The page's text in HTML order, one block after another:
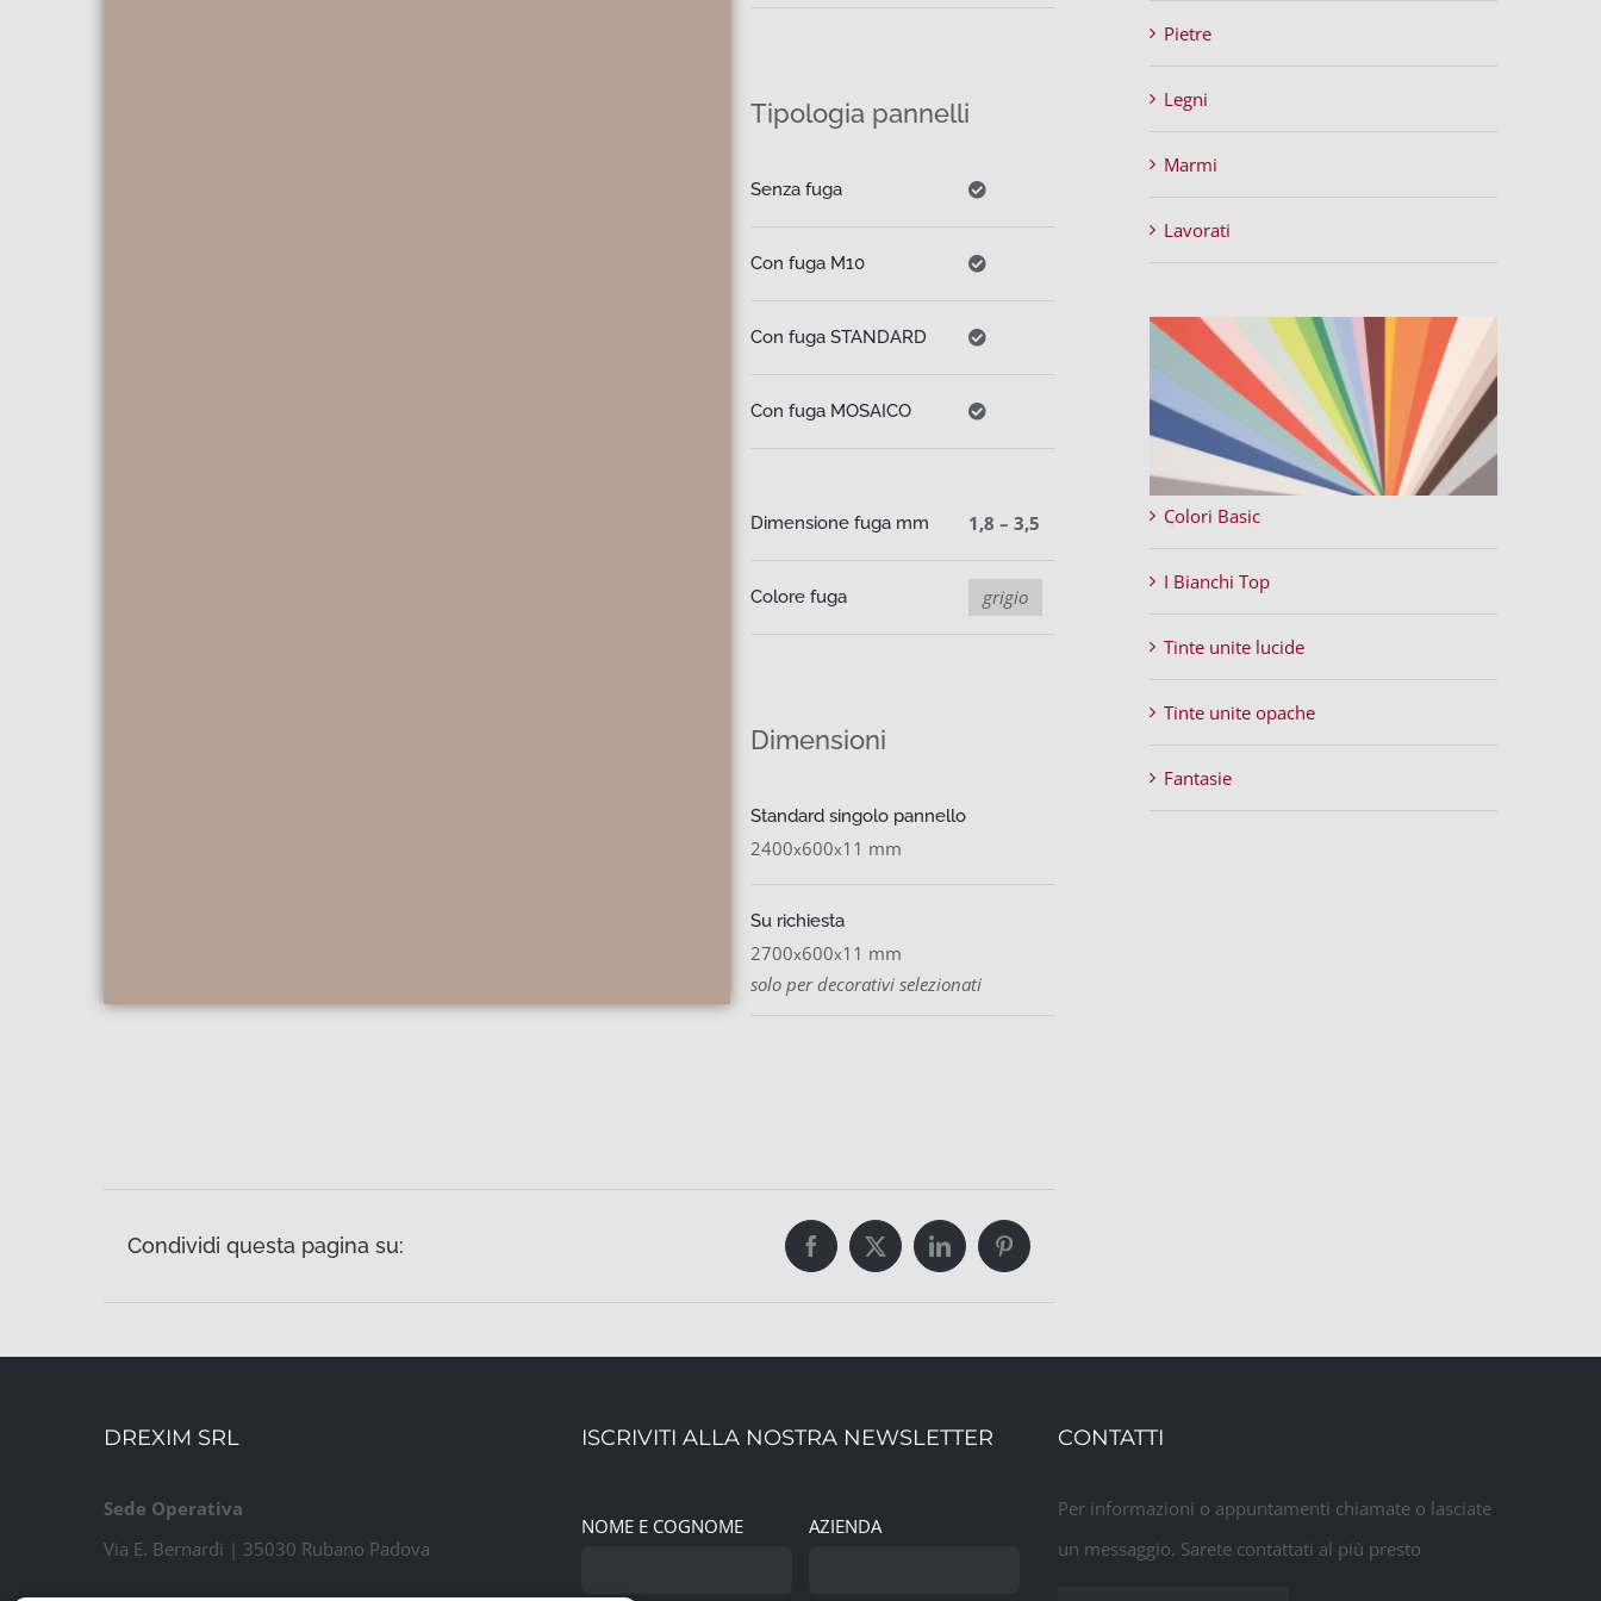
Tipologia pannelli
Senza fuga
Con fuga M10
Con fuga STANDARD
Con fuga MOSAICO
Dimensione fuga mm 1,8 – 3,5
Colore fuga grigio
Dimensioni
Standard singolo pannello
2400x600x11 mm
Su richiesta
2700x600x11 mm
solo per decorativi selezionati
Condividi questa pagina su: FacebookTwitterLinkedInPinterest
Pietre
Legni
Marmi
Lavorati
Colori Basic
I Bianchi Top
Tinte unite lucide
Tinte unite opache
Fantasie
DREXIM SRL
Sede Operativa
Via E. Bernardi | 35030 Rubano Padova
ISCRIVITI ALLA NOSTRA NEWSLETTER
NOME E COGNOME AZIENDA
CONTATTI
Per informazioni o appuntamenti chiamate o lasciate
un messaggio. Sarete contattati al più presto